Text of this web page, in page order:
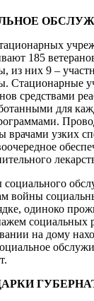
185
из них 9 –
Стационарные
средствами
для
врачами узких
войны
одиноко
социальных
на дому